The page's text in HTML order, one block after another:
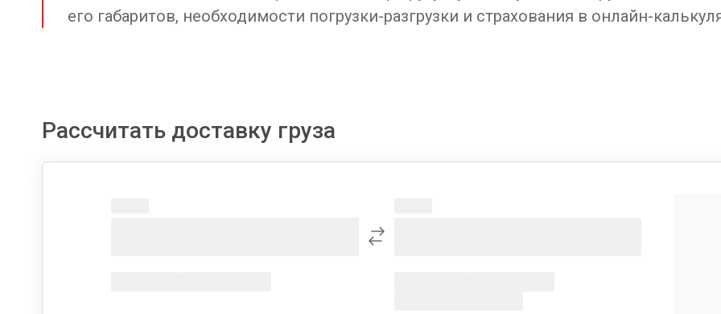
его габаритов, необходимости погрузки-разгрузки и страхования в онлайн-
Рассчитать доставку груза